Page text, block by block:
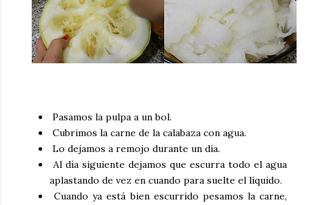
Pasamos la pulpa a un bol.
Cubrimos la carne de la calabaza con agua.
Lo dejamos a remojo durante un día.
Al día siguiente dejamos que escurra todo el agua
aplastando de vez en cuando para suelte el líquido.
Cuando ya está bien escurrido pesamos la carne,